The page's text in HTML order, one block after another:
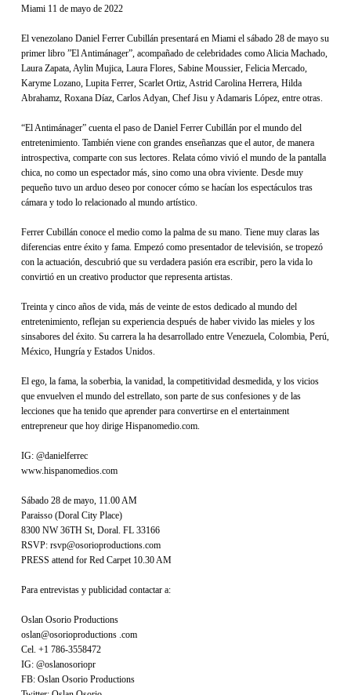
Miami 11 de mayo de 2022
El venezolano Daniel Ferrer Cubillán presentará en Miami el sábado 28 de mayo su
primer libro ”El Antimánager”, acompañado de celebridades como Alicia Machado,
Laura Zapata, Aylin Mujica, Laura Flores, Sabine Moussier, Felicia Mercado,
Karyme Lozano, Lupita Ferrer, Scarlet Ortiz, Astrid Carolina Herrera, Hilda
Abrahamz, Roxana Díaz, Carlos Adyan, Chef Jisu y Adamaris López, entre otras.
“El Antimánager” cuenta el paso de Daniel Ferrer Cubillán por el mundo del
entretenimiento. También viene con grandes enseñanzas que el autor, de manera
introspectiva, comparte con sus lectores. Relata cómo vivió el mundo de la pantalla
chica, no como un espectador más, sino como una obra viviente. Desde muy
pequeño tuvo un arduo deseo por conocer cómo se hacían los espectáculos tras
cámara y todo lo relacionado al mundo artístico.
Ferrer Cubillán conoce el medio como la palma de su mano. Tiene muy claras las
diferencias entre éxito y fama. Empezó como presentador de televisión, se tropezó
con la actuación, descubrió que su verdadera pasión era escribir, pero la vida lo
convirtió en un creativo productor que representa artistas.
Treinta y cinco años de vida, más de veinte de estos dedicado al mundo del
entretenimiento, reflejan su experiencia después de haber vivido las mieles y los
sinsabores del éxito. Su carrera la ha desarrollado entre Venezuela, Colombia, Perú,
México, Hungría y Estados Unidos.
El ego, la fama, la soberbia, la vanidad, la competitividad desmedida, y los vicios
que envuelven el mundo del estrellato, son parte de sus confesiones y de las
lecciones que ha tenido que aprender para convertirse en el entertainment
entrepreneur que hoy dirige Hispanomedio.com.
IG: @danielferrec
www.hispanomedios.com
Sábado 28 de mayo, 11.00 AM
Paraisso (Doral City Place)
8300 NW 36TH St, Doral. FL 33166
RSVP: rsvp@osorioproductions.com
PRESS attend for Red Carpet 10.30 AM
Para entrevistas y publicidad contactar a:
Oslan Osorio Productions
oslan@osorioproductions .com
Cel. +1 786-3558472
IG: @oslanosoriopr
FB: Oslan Osorio Productions